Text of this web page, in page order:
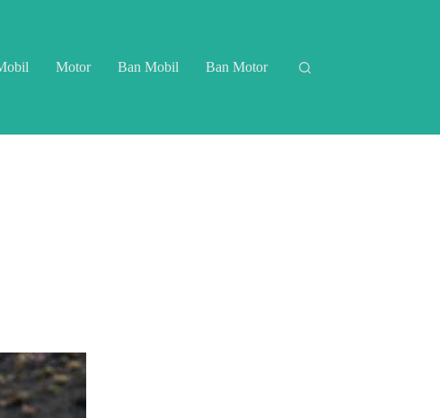
Motor Ban Mobil Ban Motor